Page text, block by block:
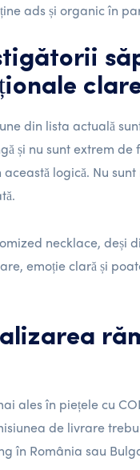
ads și organic în
din lista actuală
și nu sunt extrem
logică. Nu
necklace, deși
emoție clară și
ales în piețele cu
de livrare
în România sau